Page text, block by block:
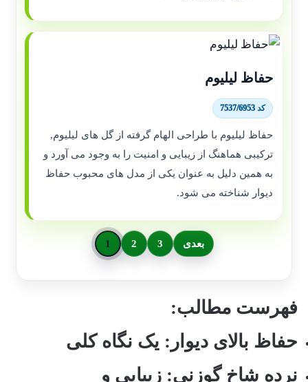
حفاظ لیلیوم
کد 7537/6953
حفاظ لیلیوم با طراحی الهام گرفته از گل های لیلیوم,
ترکیبی هماهنگ از زیبایی و امنیت را به وجود می آورد و
به همین دلیل به عنوان یکی از مدل های محبوب حفاظ
دیوار شناخته می شود.
1 2 3 بعدی
فهرست مطالب:
حفاظ بالای دیوار: یک نگاه کلی
نرده شاخ گوزنی: زیبایی و